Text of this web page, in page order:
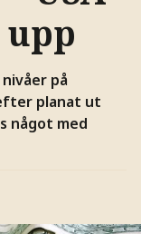
på
planat ut
något med